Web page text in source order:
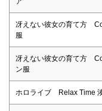
冴えない彼女の育て方
服
冴えない彼女の育て方
ン服
ホロライブ Relax Time